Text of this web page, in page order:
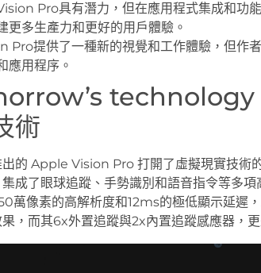
Pro具有潛力，但在應用程式集成和功
更多生產力和更好的用戶體驗。
Pro提供了一種新的視覺和工作體驗，但作
應用程序。
technology
術
的 Apple Vision Pro 打開了虛擬現實技術
成了眼球追蹤、手勢識別和語音指令等多
萬像素的高解析度和12ms的極低顯示延遲
，而其6x外置追蹤與2x內置追蹤感應器，